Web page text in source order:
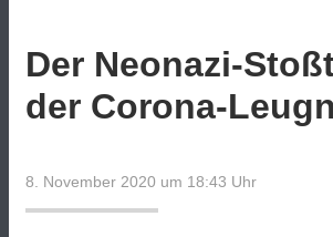
Der Neonazi-
der Corona-
8. November 2020 um 18:43 Uhr